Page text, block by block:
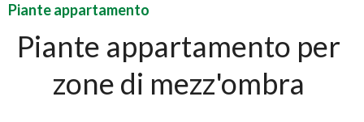
Piante appartamento
Piante appartamento per
zone di mezz'ombra